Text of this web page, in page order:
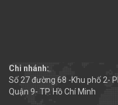
Chi nhánh:
Số 27 đường 68 -Khu phố 2-
Quận 9- TP. Hồ Chí Minh